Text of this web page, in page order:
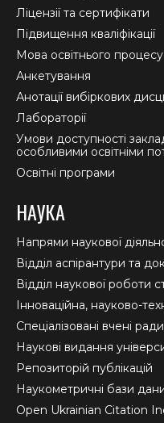
windowwindowwindow
Ліцензії та сертифікати
Підвищення кваліфікації
Мова освітнього процесу
Анкетування
Анотації вибіркових
Лабораторії
Умови доступності
особливими освітніми
Освітні програми
НАУКА
Напрями наукової
Відділ аспірантури та
Відділ наукової роботи
Інноваційна, науково-
Спеціалізовані вчені ради
Наукові видання
Репозиторій публікацій
Наукометричні бази
Open Ukrainian Citation